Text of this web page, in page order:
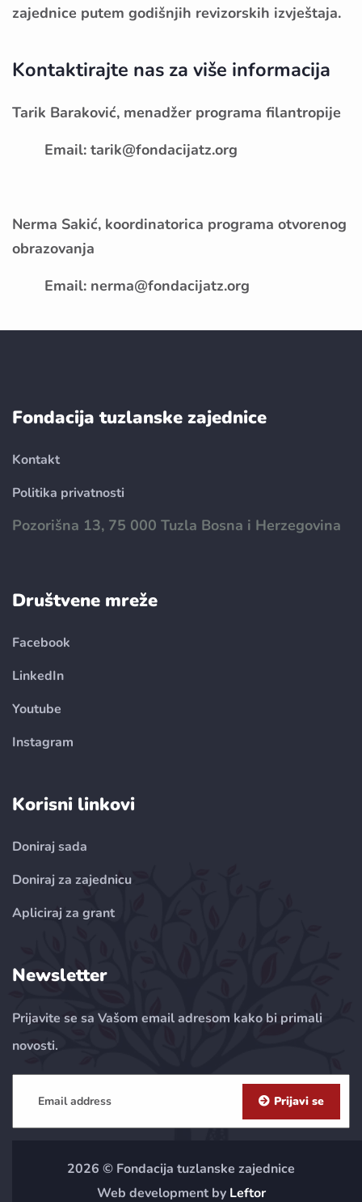
zajednice putem godišnjih revizorskih izvještaja.
Kontaktirajte nas za više informacija
Tarik Baraković, menadžer programa filantropije
Email: tarik@fondacijatz.org
Nerma Sakić, koordinatorica programa otvorenog
obrazovanja
Email: nerma@fondacijatz.org
Fondacija tuzlanske zajednice
Kontakt
Politika privatnosti
Pozorišna 13, 75 000 Tuzla Bosna i Herzegovina
Društvene mreže
Facebook
LinkedIn
Youtube
Instagram
Korisni linkovi
Doniraj sada
Doniraj za zajednicu
Apliciraj za grant
Newsletter
Prijavite se sa Vašom email adresom kako bi primali
novosti.
Prijavi se
2026 © Fondacija tuzlanske zajednice
Web development by Leftor